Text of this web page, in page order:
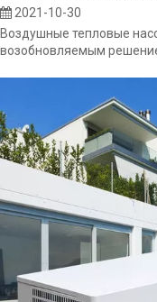
2021-10-30
Воздушные тепловые
возобновляемым